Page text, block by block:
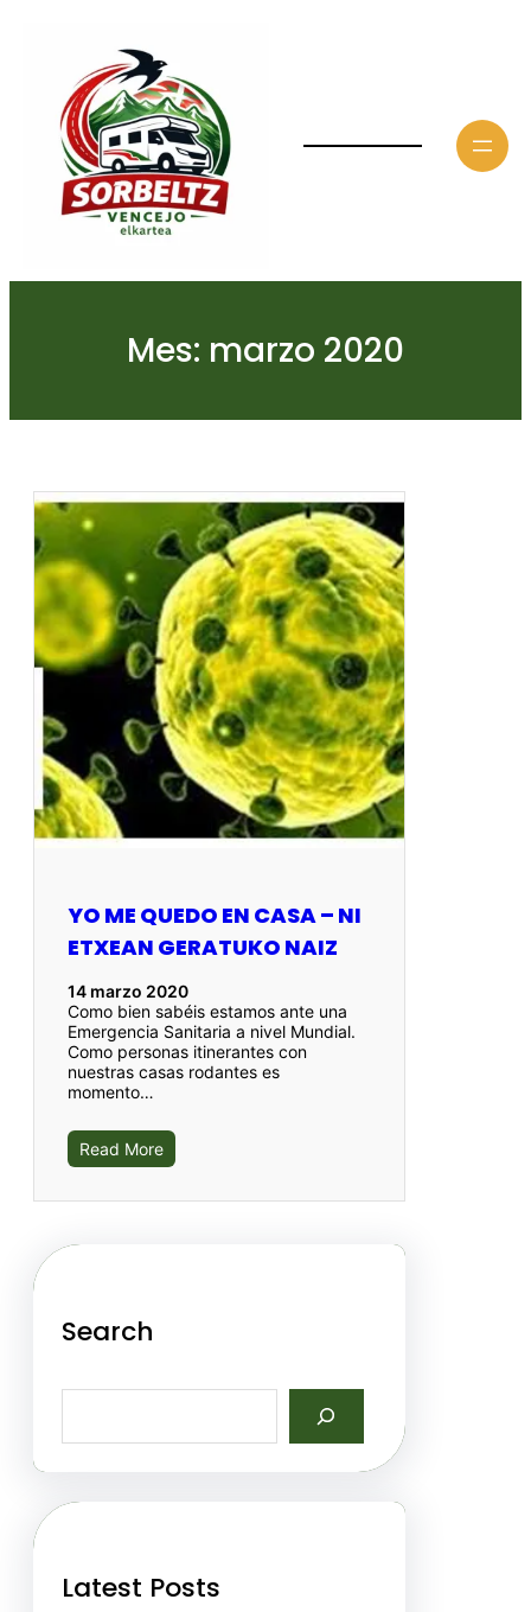
Mes: marzo 2020
YO ME QUEDO EN CASA – NI
ETXEAN GERATUKO NAIZ
14 marzo 2020
Como bien sabéis estamos ante una
Emergencia Sanitaria a nivel Mundial.
Como personas itinerantes con
nuestras casas rodantes es
momento…
Read More
Search
a
h
Latest Posts